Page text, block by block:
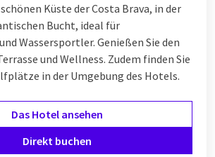
Küste der Costa Brava, in der
Bucht, ideal für
Wassersportler. Genießen Sie den
und Wellness. Zudem finden Sie
in der Umgebung des Hotels.
Das Hotel ansehen
Direkt buchen